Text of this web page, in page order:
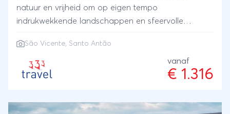
natuur en vrijheid om op eigen tempo
indrukwekkende landschappen en sfeervolle
São Vicente, Santo Antão
vanaf
€ 1.316